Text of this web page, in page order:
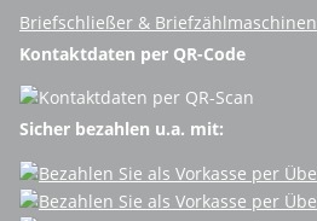
Briefschließer & Briefzählmaschinen
Kontaktdaten per QR-Code
Sicher bezahlen u.a. mit: